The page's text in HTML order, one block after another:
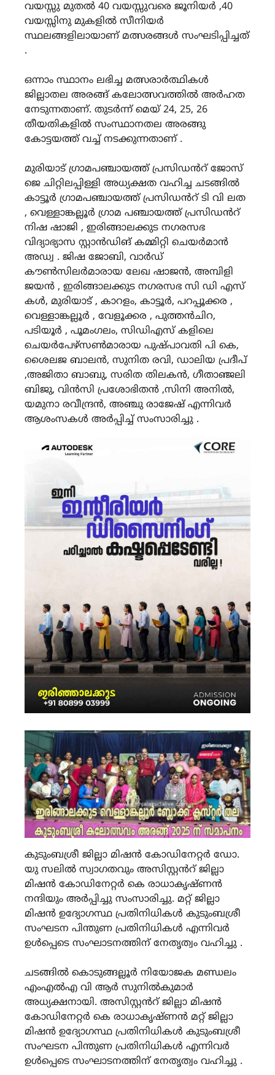
വയസ്സു മുതൽ 40 വയസ്സുവരെ ജൂനിയർ ,40
വയസ്സിനു മുകളിൽ സീനിയർ
സ്ഥലങ്ങളിലായാണ് മത്സരങ്ങൾ സംഘടിപ്പിച്ചത്
.
ഒന്നാം സ്ഥാനം ലഭിച്ച മത്സരാർത്ഥികൾ
ജില്ലാതല അരങ്ങ് കലോത്സവത്തിൽ അർഹത
നേടുന്നതാണ്. തുടർന്ന് മെയ് 24, 25, 26
തീയതികളിൽ സംസ്ഥാനതല അരങ്ങു
കോട്ടയത്ത് വച്ച് നടക്കുന്നതാണ് .
മുരിയാട് ഗ്രാമപഞ്ചായത്ത് പ്രസിഡൻറ് ജോസ്
ജെ ചിറ്റിലപ്പിള്ളി അധ്യക്ഷത വഹിച്ച ചടങ്ങിൽ
കാട്ടൂർ ഗ്രാമപഞ്ചായത്ത് പ്രസിഡൻറ് ടി വി ലത
, വെള്ളാങ്കല്ലൂർ ഗ്രാമ പഞ്ചായത്ത് പ്രസിഡൻറ്
നിഷ ഷാജി , ഇരിങ്ങാലക്കുട നഗരസഭ
വിദ്യാഭ്യാസ സ്റ്റാൻഡിങ് കമ്മിറ്റി ചെയർമാൻ
അഡ്വ . ജിഷ ജോബി, വാർഡ്
കൗൺസിലർമാരായ ലേഖ ഷാജൻ, അമ്പിളി
ജയൻ , ഇരിങ്ങാലക്കുട നഗരസഭ സി ഡി എസ്
കൾ, മുരിയാട് , കാറളം, കാട്ടൂർ, പറപ്പൂക്കര ,
വെള്ളാങ്കല്ലൂർ , വേളൂക്കര , പുത്തൻചിറ,
പടിയൂർ , പൂമംഗലം, സിഡിഎസ് കളിലെ
ചെയർപേഴ്സൺമാരായ പുഷ്പാവതി പി കെ,
ശൈലജ ബാലൻ, സുനിത രവി, ഡാലിയ പ്രദീപ്
,അജിതാ ബാബു, സരിത തിലകൻ, ഗീതാഞ്ജലി
ബിജു, വിൻസി പ്രശോഭിതൻ ,സിനി അനിൽ,
യമുനാ രവീന്ദ്രൻ, അഞ്ചു രാജേഷ് എന്നിവർ
ആശംസകൾ അർപ്പിച്ച് സംസാരിച്ചു .
കുടുംബശ്രീ ജില്ലാ മിഷൻ കോഡിനേറ്റർ ഡോ.
യു സലിൽ സ്വാഗതവും അസിസ്റ്റൻറ് ജില്ലാ
മിഷൻ കോഡിനേറ്റർ കെ രാധാകൃഷ്ണൻ
നന്ദിയും അർപ്പിച്ചു സംസാരിച്ചു. മറ്റ് ജില്ലാ
മിഷൻ ഉദ്യോഗസ്ഥ പ്രതിനിധികൾ കുടുംബശ്രീ
സംഘടന പിന്തുണ പ്രതിനിധികൾ എന്നിവർ
ഉൾപ്പെടെ സംഘാടനത്തിന് നേതൃത്വം വഹിച്ചു .
ചടങ്ങിൽ കൊടുങ്ങല്ലൂർ നിയോജക മണ്ഡലം
എംഎൽഎ വി ആർ സുനിൽകുമാർ
അധ്യക്ഷനായി. അസിസ്റ്റൻറ് ജില്ലാ മിഷൻ
കോഡിനേറ്റർ കെ രാധാകൃഷ്ണൻ മറ്റ് ജില്ലാ
മിഷൻ ഉദ്യോഗസ്ഥ പ്രതിനിധികൾ കുടുംബശ്രീ
സംഘടന പിന്തുണ പ്രതിനിധികൾ എന്നിവർ
ഉൾപ്പെടെ സംഘാടനത്തിന് നേതൃത്വം വഹിച്ചു .